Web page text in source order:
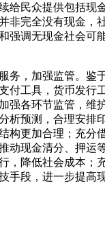
给民众提供包括现
非完全没有现金，
强调无现金社会可
，加强监管。鉴
付工具，货币发行
强各环节监管，维
析预测，合理安排
构更加合理；充分
动现金清分、押运
，降低社会成本；
手段，进一步提高